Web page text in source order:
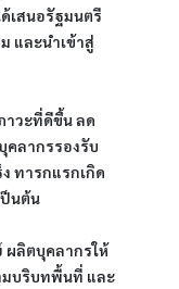
เสนอรัฐมนตรี
และนำเข้าสู่
าวะที่ดีขึ้น ลด
คลากรรองรับ
ทารกแรกเกิด
ป็นต้น
ผลิตบุคลากรให้
มบริบทพื้นที่ และ